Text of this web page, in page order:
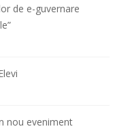
de e-guvernare
nou eveniment